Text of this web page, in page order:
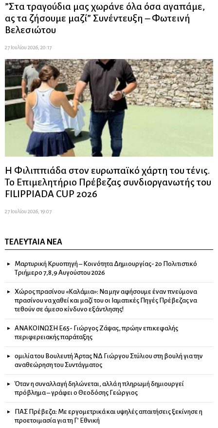
”Στα τραγούδια μας χωράνε όλα όσα αγαπάμε,
ας τα ζήσουμε μαζί” Συνέντευξη – Φωτεινή
Βελεσιώτου
27 Ιουλίου 2026, 20:17
Η Φιλιππιάδα στον ευρωπαϊκό χάρτη του τένις.
Το Επιμελητήριο Πρέβεζας συνδιοργανωτής του
FILIPPIADA CUP 2026
27 Ιουλίου 2026, 19:07
ΤΕΛΕΥΤΑΊΑ ΝΈΑ
Μαρτυρική Κρυοπηγή – Κοινότητα Δημιουργίας- 2ο Πολιτιστικό
Τριήμερο 7,8,9 Αυγούστου 2026
Χώρος πρασίνου «Καλάμια»: Να μην αφήσουμε έναν πνεύμονα
πρασίνου να χαθεί και μαζί του οι Ιαματικές Πηγές Πρέβεζας να
τεθούν σε άμεσο κίνδυνο εξάντλησης!
ΑΝΑΚΟΙΝΩΣΗ Ε65- Γιώργος Ζάψας, πρώην επικεφαλής
περιφερειακής παράταξης
ομιλία του Βουλευτή Άρτας ΝΔ Γιώργου Στύλιου στη βουλή για την
αναθεώρηση του Συντάγματος
Όταν η συναλλαγή δηλώνεται, αλλά η πληρωμή δημιουργεί
πρόβλημα – γράφει ο Θεοδόσης Γεώργιος
ΠΑΣ Πρέβεζα: Με εργομετρικά και υψηλές απαιτήσεις ξεκίνησε η
προετοιμασία για τη Γ’ Εθνική